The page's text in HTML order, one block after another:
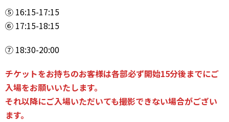
⑤ 16:15-17:15
⑥ 17:15-18:15
⑦ 18:30-20:00
チケットをお持ちのお客様は各部必ず開始15分後までにご
入場をお願いいたします。
それ以降にご入場いただいても撮影できない場合がござい
ます。